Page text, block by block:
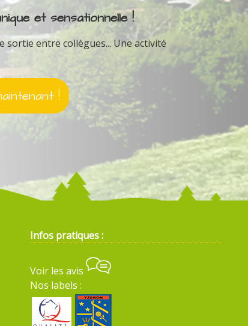
et sensationnelle !
sortie entre collègues... Une activité
!
Infos pratiques :
Voir les avis
Nos labels :